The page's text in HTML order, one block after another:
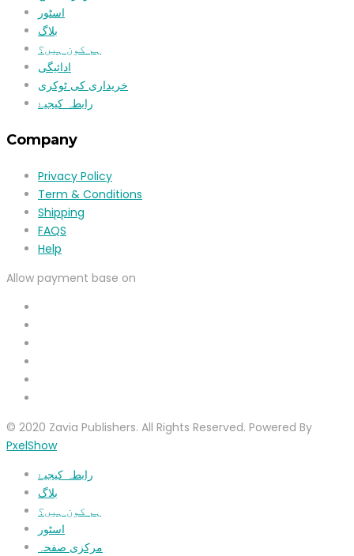
اسٹور
بلاگ
ہم کون ہیں؟
ادائیگی
خریداری کی ٹوکری
رابطہ کیجیۓ
Company
Privacy Policy
Term & Conditions
Shipping
FAQS
Help
Allow payment base on
© 2020 Zavia Publishers. All Rights Reserved. Powered By
PxelShow
رابطہ کیجیۓ
بلاگ
ہم کون ہیں؟
اسٹور
مرکزی صفحہ